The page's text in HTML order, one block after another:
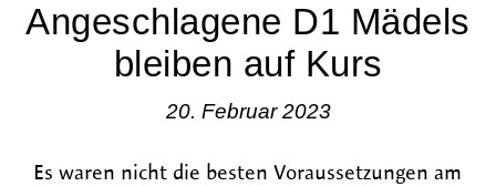
Angeschlagene D1 Mädels
bleiben auf Kurs
20. Februar 2023
Es waren nicht die besten Voraussetzungen am